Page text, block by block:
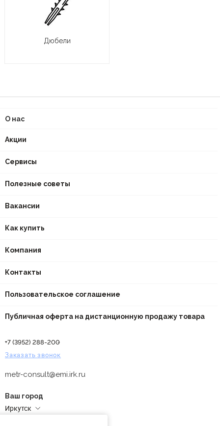
Дюбели
О нас
Акции
Сервисы
Полезные советы
Вакансии
Как купить
Компания
Контакты
Пользовательское соглашение
Публичная оферта на дистанционную продажу товара
+7 (3952) 288-200
Заказать звонок
metr-consult@emi.irk.ru
Ваш город
Иркутск